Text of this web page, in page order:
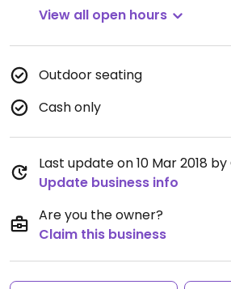
View all open hours
Outdoor seating
Cash only
Last update on 10 Mar 2018
Update business info
Are you the owner?
Claim this business